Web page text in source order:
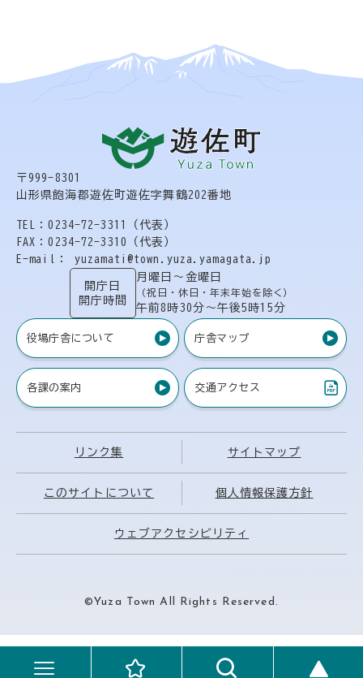
〒999-8301
山形県飽海郡遊佐町遊佐字舞鶴202番地
TEL：0234-72-3311（代表）
FAX：0234-72-3310（代表）
E-mail： yuzamati@town.yuza.yamagata.jp
開庁日
開庁時間
月曜日〜金曜日
（祝日・休日・年末年始を除く）
午前8時30分〜午後5時15分
役場庁舎について 庁舎マップ
各課の案内 交通アクセス
（PDF）
リンク集 サイトマップ
このサイトについて 個人情報保護方針
ウェブアクセシビリティ
©Yuza Town All Rights Reserved.